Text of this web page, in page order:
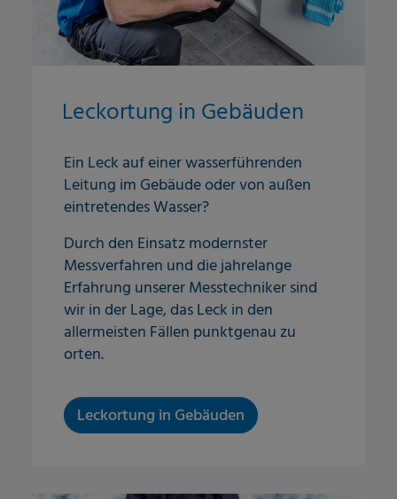
Leckortung in Gebäuden
Ein Leck auf einer wasserführenden
Leitung im Gebäude oder von außen
eintretendes Wasser?
Durch den Einsatz modernster
Messverfahren und die jahrelange
Erfahrung unserer Messtechniker sind
wir in der Lage, das Leck in den
allermeisten Fällen punktgenau zu
orten.
Leckortung in Gebäuden